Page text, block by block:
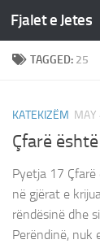
Skip to content
Fjalet e Jetes
TAGGED: 25
KATEKIZËM
Çfarë
Pyetja 17
në gjërat e
rëndësinë dhe
Perëndinë, nuk